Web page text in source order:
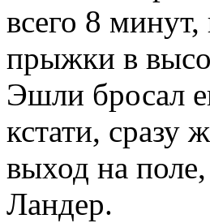
всего 8
прыжки в
Эшли бросал
кстати, сразу
выход на
Ландер.